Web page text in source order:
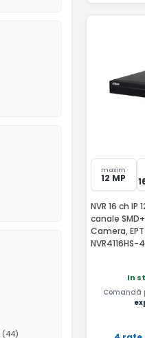
(44)
maxim
12 MP
NVR 16 ch IP
canale
Camera,
NVR4116HS-
In
Comandă